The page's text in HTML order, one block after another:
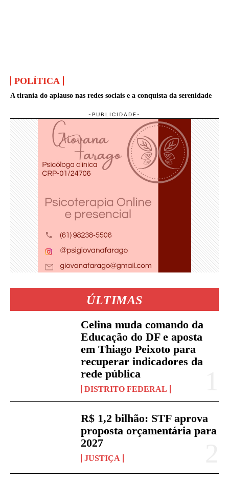
POLÍTICA
A tirania do aplauso nas redes sociais e a conquista da serenidade
ÚLTIMAS
Celina muda comando da
Educação do DF e aposta
em Thiago Peixoto para
recuperar indicadores da
rede pública
DISTRITO FEDERAL
R$ 1,2 bilhão: STF aprova
proposta orçamentária para
2027
JUSTIÇA